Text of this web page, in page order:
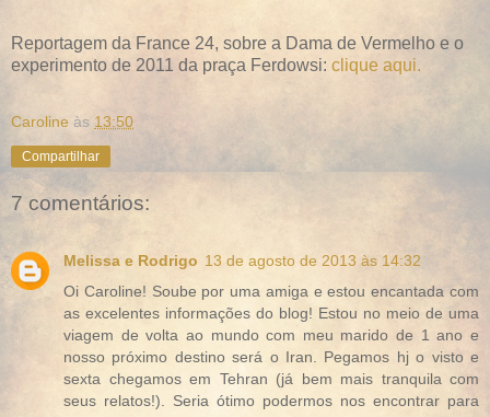
Reportagem da France 24, sobre a Dama de Vermelho e o
experimento de 2011 da praça Ferdowsi: clique aqui.
Caroline às 13:50
Compartilhar
7 comentários:
Melissa e Rodrigo 13 de agosto de 2013 às 14:32
Oi Caroline! Soube por uma amiga e estou encantada com
as excelentes informações do blog! Estou no meio de uma
viagem de volta ao mundo com meu marido de 1 ano e
nosso próximo destino será o Iran. Pegamos hj o visto e
sexta chegamos em Tehran (já bem mais tranquila com
seus relatos!). Seria ótimo podermos nos encontrar para